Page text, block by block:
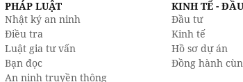
PHÁP LUẬT
Nhật ký an ninh
Điều tra
Luật gia tư vấn
Bạn đọc
An ninh truyền thông
KINH TẾ -
Đầu tư
Kinh tế
Hồ sơ dự án
Đồng hành